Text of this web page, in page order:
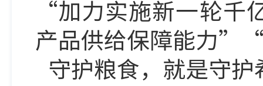
“加力实施新一轮千
产品供给保障能力
守护粮食，就是守